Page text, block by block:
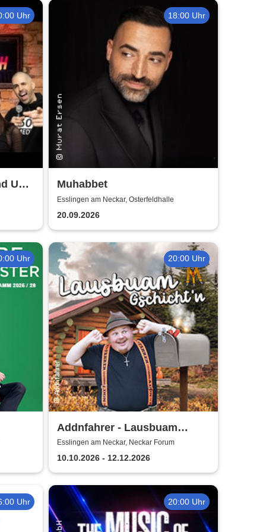
Uhr
Up
18:00 Uhr
Muhabbet
Esslingen am Neckar, Osterfeldhalle
20.09.2026
Uhr 20:00 Uhr
Addnfahrer - Lausbuam
Gschicht'n
Esslingen am Neckar, Neckar Forum
10.10.2026 - 12.12.2026
Uhr 20:00 Uhr